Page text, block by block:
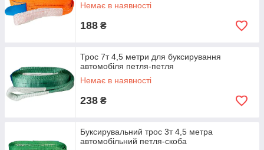
Немає в наявності
188 ₴
Трос 7т 4,5 метри для буксирування
автомобіля петля-петля
Немає в наявності
238 ₴
Буксирувальний трос 3т 4,5 метра
автомобільний петля-скоба